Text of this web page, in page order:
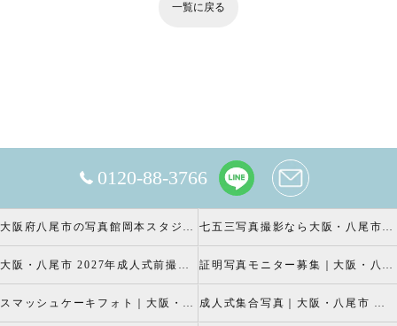
一覧に戻る
0120-88-3766
大阪府八尾市の写真館岡本スタジオの撮影キャンペーン 七五三写真撮影なら大阪・八尾市 の岡本スタジオへ
大阪・八尾市 2027年成人式前撮り振袖写真撮影、成人振袖レンタルなら2026年成人前撮りキャペーン開催中の岡本スタジオへ 証明写真モニター募集｜大阪・八尾市 証明写真撮影なら岡本スタジオへ！証明写真モニターモデル募集中！
スマッシュケーキフォト｜大阪・八尾市 スマッシュケーキ写真撮影、ベビーフォト撮影は岡本スタジオへ 成人式集合写真｜大阪・八尾市 友達集合写真、成人式集合写真撮影なら岡本スタジオへ